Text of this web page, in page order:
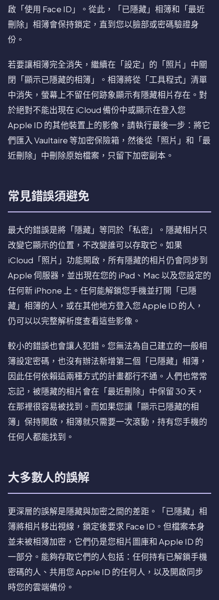
啟「使用 Face ID」。從此，「已隱藏」相簿和「最近
刪除」相簿會保持鎖定，直到您以臉部或密碼驗證身
份。
若要讓相簿完全消失，繼續在「設定」的「照片」中關
閉「顯示已隱藏的相簿」。相簿將從「工具程式」清單
中消失，螢幕上不留任何跡象顯示有隱藏相片存在。對
於絕對不能出現在 iCloud 備份中或顯示在登入您
Apple ID 的其他裝置上的影像，請執行最後一步：將它
們匯入 Vaultaire 等加密保險箱，然後從「照片」和「最
近刪除」中刪除原始檔案，只留下加密副本。
常見錯誤須避免
最大的錯誤是將「隱藏」等同於「私密」。隱藏相片只
改變它顯示的位置，不改變誰可以存取它。如果
iCloud「照片」功能開啟，所有隱藏的相片仍會同步到
Apple 伺服器，並出現在您的 iPad、Mac 以及您設定的
任何新 iPhone 上。任何能解鎖您手機並打開「已隱
藏」相簿的人，或在其他地方登入您 Apple ID 的人，
仍可以以完整解析度查看這些影像。
較小的錯誤也會讓人犯錯。您無法為自己建立的一般相
簿設定密碼，也沒有辦法新增第二個「已隱藏」相簿，
因此任何依賴這兩種方式的計畫都行不通。人們也常常
忘記，被隱藏的相片會在「最近刪除」中保留 30 天，
在那裡很容易被找到。而如果您讓「顯示已隱藏的相
簿」保持開啟，相簿就只需要一次滾動，持有您手機的
任何人都能找到。
大多數人的誤解
更深層的誤解是隱藏與加密之間的差距。「已隱藏」相
簿將相片移出視線，鎖定後要求 Face ID。但檔案本身
並未被相簿加密，它們仍是您相片圖庫和 Apple ID 的
一部分。能夠存取它們的人包括：任何持有已解鎖手機
密碼的人、共用您 Apple ID 的任何人，以及開啟同步
時您的雲端備份。